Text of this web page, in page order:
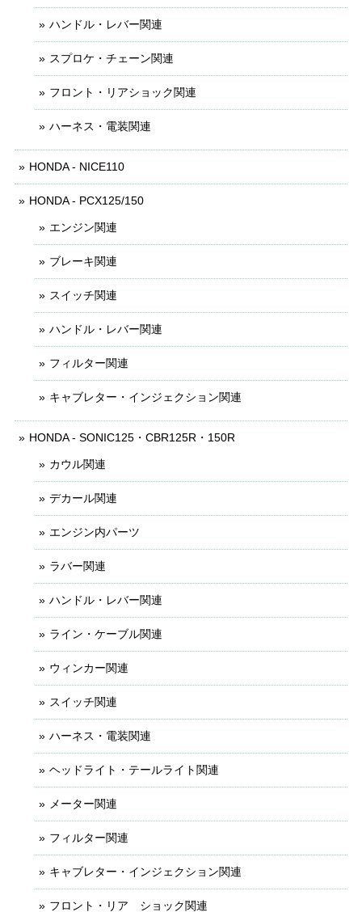
ハンドル・レバー関連
スプロケ・チェーン関連
フロント・リアショック関連
ハーネス・電装関連
HONDA - NICE110
HONDA - PCX125/150
エンジン関連
ブレーキ関連
スイッチ関連
ハンドル・レバー関連
フィルター関連
キャブレター・インジェクション関連
HONDA - SONIC125・CBR125R・150R
カウル関連
デカール関連
エンジン内パーツ
ラバー関連
ハンドル・レバー関連
ライン・ケーブル関連
ウィンカー関連
スイッチ関連
ハーネス・電装関連
ヘッドライト・テールライト関連
メーター関連
フィルター関連
キャブレター・インジェクション関連
フロント・リア ショック関連